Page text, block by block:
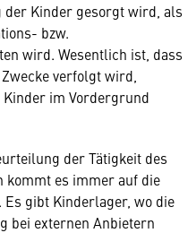
Kinder gesorgt wird, als
bzw.
wird. Wesentlich ist, dass
verfolgt wird,
im Vordergrund
der Tätigkeit des
kommt es immer auf die
gibt Kinderlager, wo die
bei externen Anbietern